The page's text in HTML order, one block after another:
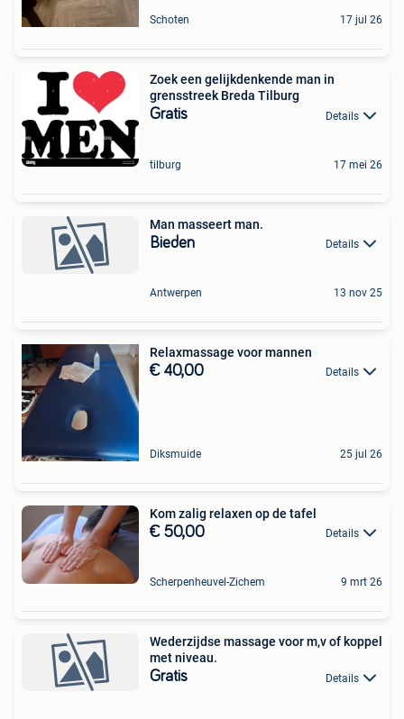
Schoten 17 jul 26
Zoek een gelijkdenkende man in
grensstreek Breda Tilburg
Gratis Details
tilburg 17 mei 26
Man masseert man.
Bieden Details
Antwerpen 13 nov 25
Relaxmassage voor mannen
€ 40,00 Details
Diksmuide 25 jul 26
Kom zalig relaxen op de tafel
€ 50,00 Details
Scherpenheuvel-Zichem 9 mrt 26
Wederzijdse massage voor m,v of koppel
met niveau.
Gratis Details